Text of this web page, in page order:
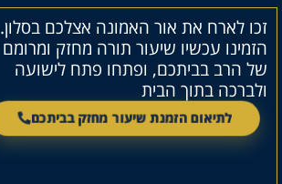
זכו לארח את אור האמונה אצלכם בסלון.
הזמינו עכשיו שיעור תורה מחזק ומרומם
של הרב בביתכם, ופתחו פתח לישועה
ולברכה בתוך הבית
לתיאום הזמנת שיעור מחזק בביתכם